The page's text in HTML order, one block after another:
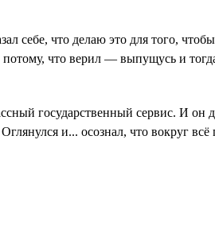
себе, что делаю это для того,
что верил — выпущусь и
государственный сервис. И он
и... осознал, что вокруг всё